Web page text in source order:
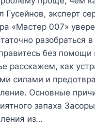
Гусейнов, эксперт
«Мастер 007»
разобраться
без помощи
расскажем, как
силами и
Основные
запаха
из…